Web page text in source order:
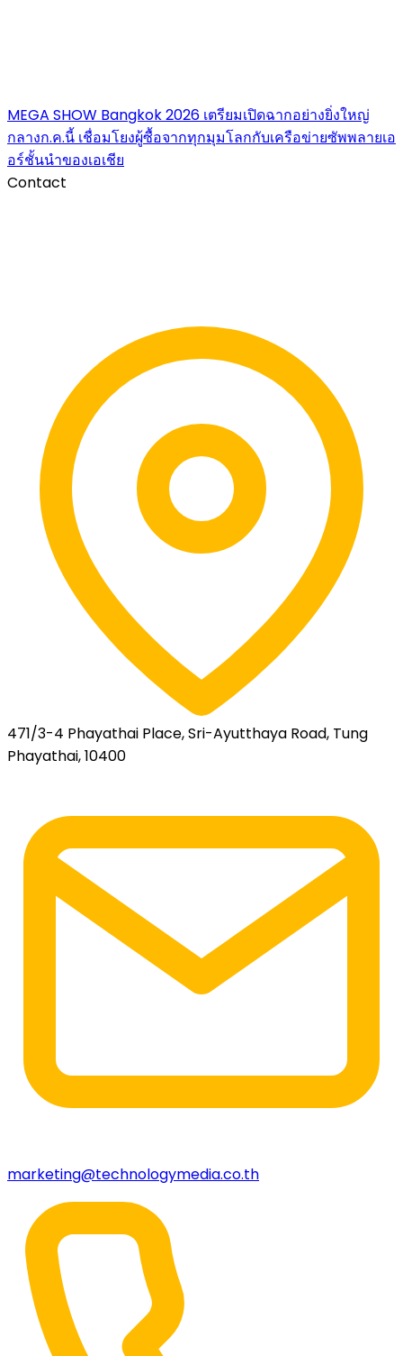
MEGA SHOW Bangkok 2026 เตรียมเปิดฉากอย่างยิ่งใหญ่
กลางก.ค.นี้ เชื่อมโยงผู้ซื้อจากทุกมุมโลกกับเครือข่ายซัพพลายเอ
อร์ชั้นนำของเอเชีย
Contact
471/3-4 Phayathai Place, Sri-Ayutthaya Road, Tung
Phayathai, 10400
marketing@technologymedia.co.th